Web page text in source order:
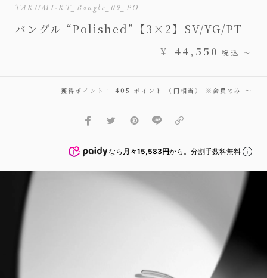
TAKUMI-KT_Bangle_09_PO
バングル “Polished”【3×2】SV/YG/PT
¥ 44,550 税込 〜
獲得ポイント： 405 ポイント （円相当） ※会員のみ 〜
なら 月々15,583円から。分割手数料無料